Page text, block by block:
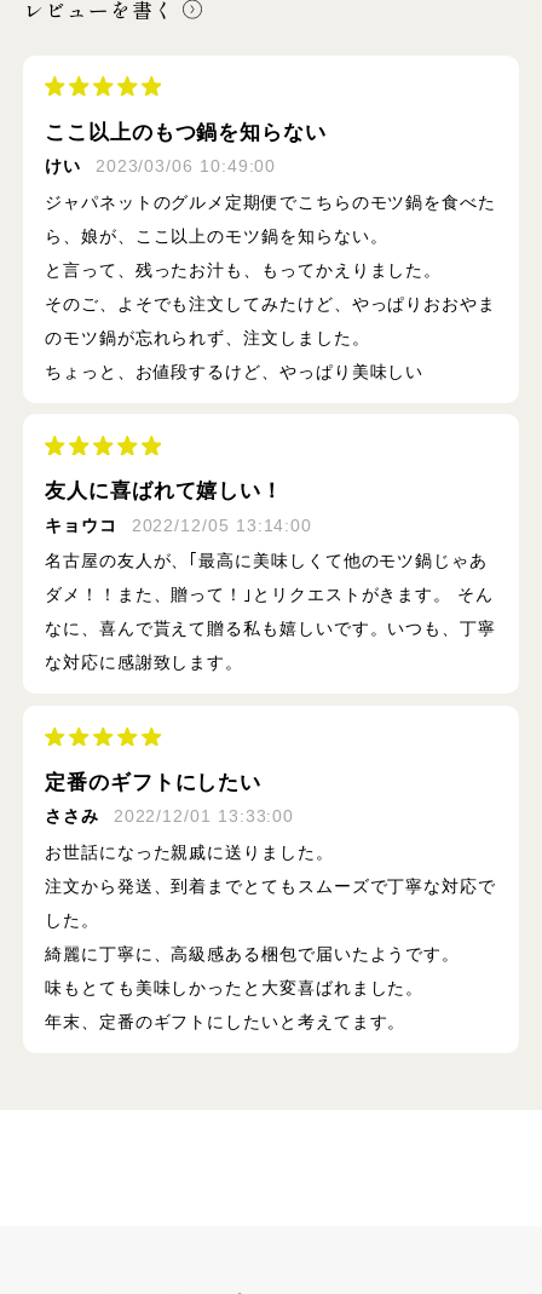
レビューを書く
ここ以上のもつ鍋を知らない
けい
2023/03/06 10:49:00
ジャパネットのグルメ定期便でこちらのモツ鍋を食べた
ら、娘が、ここ以上のモツ鍋を知らない。
と言って、残ったお汁も、もってかえりました。
そのご、よそでも注文してみたけど、やっぱりおおやま
のモツ鍋が忘れられず、注文しました。
ちょっと、お値段するけど、やっぱり美味しい
友人に喜ばれて嬉しい！
キョウコ
2022/12/05 13:14:00
名古屋の友人が、｢最高に美味しくて他のモツ鍋じゃあ
ダメ！！また、贈って！｣とリクエストがきます。 そん
なに、喜んで貰えて贈る私も嬉しいです。いつも、丁寧
な対応に感謝致します。
定番のギフトにしたい
ささみ
2022/12/01 13:33:00
お世話になった親戚に送りました。
注文から発送、到着までとてもスムーズで丁寧な対応で
した。
綺麗に丁寧に、高級感ある梱包で届いたようです。
味もとても美味しかったと大変喜ばれました。
年末、定番のギフトにしたいと考えてます。